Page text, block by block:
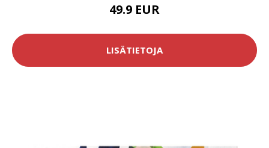
49.9 EUR
LISÄTIETOJA